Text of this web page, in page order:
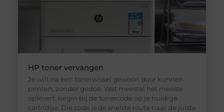
HP toner vervangen
Je wilt na een tonerwissel gewoon door kunnen
printen, zonder gedoe. Wat meestal het meeste
oplevert: begin bij de tonercode op je huidige
cartridge. Die code is de snelste route naar de juiste